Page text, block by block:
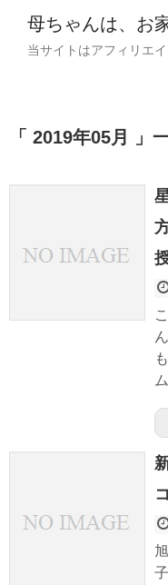
母ちゃんは、お
当サイトはアフィリエ
「 2019年05月 」